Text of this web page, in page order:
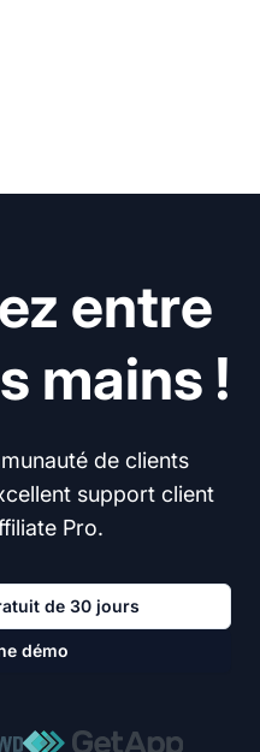
entre
mains !
de clients
support client
Pro.
de 30 jours
démo